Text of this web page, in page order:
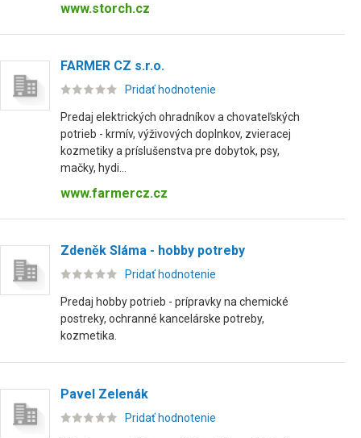
www.storch.cz
FARMER CZ s.r.o.
Pridať hodnotenie
Predaj elektrických ohradníkov a chovateľských
potrieb - krmív, výživových doplnkov, zvieracej
kozmetiky a príslušenstva pre dobytok, psy,
mačky, hydi...
www.farmercz.cz
Zdeněk Sláma - hobby potreby
Pridať hodnotenie
Predaj hobby potrieb - prípravky na chemické
postreky, ochranné kancelárske potreby,
kozmetika.
Pavel Zelenák
Pridať hodnotenie